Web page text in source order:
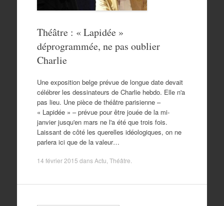
Théâtre : « Lapidée »
déprogrammée, ne pas oublier
Charlie
Une exposition belge prévue de longue date devait
célébrer les dessinateurs de Charlie hebdo. Elle n'a
pas lieu. Une pièce de théâtre parisienne –
« Lapidée » – prévue pour être jouée de la mi-
janvier jusqu'en mars ne l'a été que trois fois.
Laissant de côté les querelles idéologiques, on ne
parlera ici que de la valeur…
14 février 2015 dansActu Théâtre